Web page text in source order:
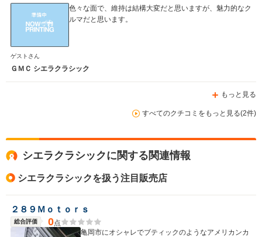
WLTCモード
燃費
FF、4WD
4295cc
4WD
色々な面で、維持は結構大変だと思いますが、魅力的なク
ルマだと思います。
ゲストさん
ＧＭＣ シエラクラシック
もっと見る
すべてのクチコミをもっと見る(2件)
シエラクラシックに関する関連情報
シエラクラシックを扱う注目販売店
２８９Ｍｏｔｏｒｓ
総合評価 0点
亀岡市にオシャレでブティックのようなアメリカンカ